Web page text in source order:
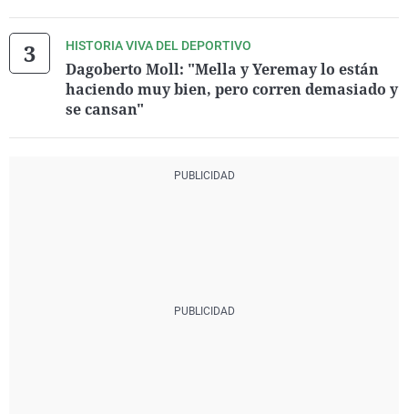
HISTORIA VIVA DEL DEPORTIVO
Dagoberto Moll: "Mella y Yeremay lo están
haciendo muy bien, pero corren demasiado y
se cansan"